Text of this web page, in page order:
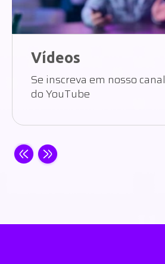
Vídeos
Se inscreva em nosso canal
do YouTube